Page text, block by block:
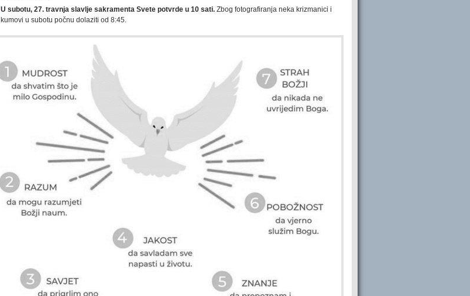
U subotu, 27. travnja slavlje sakramenta Svete potvrde u 10 sati. Zbog fotografiranja neka krizmanici i
kumovi u subotu počnu dolaziti od 8:45.